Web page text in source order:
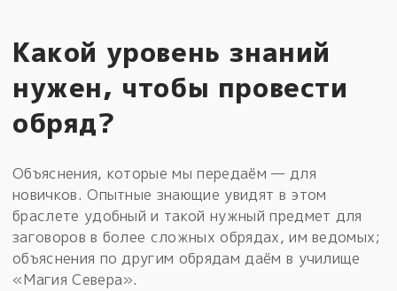
Какой уровень знаний
нужен, чтобы провести
обряд?
Объяснения, которые мы передаём — для
новичков. Опытные знающие увидят в этом
браслете удобный и такой нужный предмет для
заговоров в более сложных обрядах, им ведомых;
объяснения по другим обрядам даём в училище
«Магия Севера».